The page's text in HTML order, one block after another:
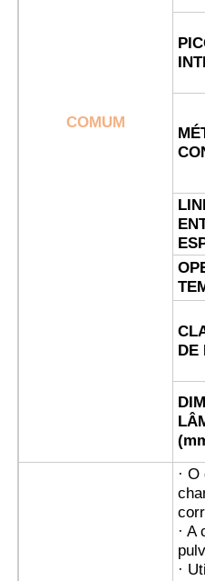
Iluminação à prova de
Caixa à prova de
interruptor à prova de
Glândulas de cabo à
tomada e soquete à
COMUM
DE
·
·
·